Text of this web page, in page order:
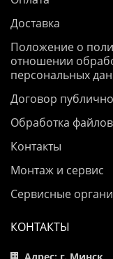
Доставка
Положение о
отношении
персональных
Договор
Обработка
Контакты
Монтаж и сервис
Сервисные
КОНТАКТЫ